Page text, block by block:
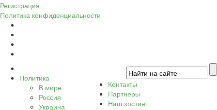
Регистрация
Политика конфиденциальности
Политика
В мире
Россия
Украина
Контакты
Партнеры
Наш хостинг